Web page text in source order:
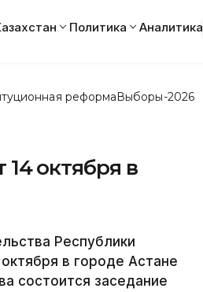
Политика Аналитика
реформаВыборы-2026
октября в
Республики
в городе Астане
состоится заседание